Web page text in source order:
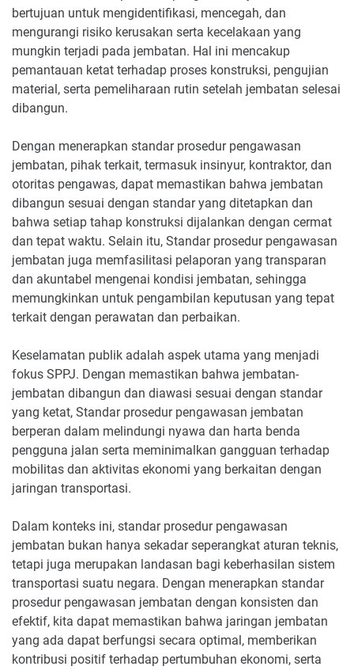
bertujuan untuk mengidentifikasi, mencegah, dan
mengurangi risiko kerusakan serta kecelakaan yang
mungkin terjadi pada jembatan. Hal ini mencakup
pemantauan ketat terhadap proses konstruksi, pengujian
material, serta pemeliharaan rutin setelah jembatan selesai
dibangun.
Dengan menerapkan standar prosedur pengawasan
jembatan, pihak terkait, termasuk insinyur, kontraktor, dan
otoritas pengawas, dapat memastikan bahwa jembatan
dibangun sesuai dengan standar yang ditetapkan dan
bahwa setiap tahap konstruksi dijalankan dengan cermat
dan tepat waktu. Selain itu, Standar prosedur pengawasan
jembatan juga memfasilitasi pelaporan yang transparan
dan akuntabel mengenai kondisi jembatan, sehingga
memungkinkan untuk pengambilan keputusan yang tepat
terkait dengan perawatan dan perbaikan.
Keselamatan publik adalah aspek utama yang menjadi
fokus SPPJ. Dengan memastikan bahwa jembatan-
jembatan dibangun dan diawasi sesuai dengan standar
yang ketat, Standar prosedur pengawasan jembatan
berperan dalam melindungi nyawa dan harta benda
pengguna jalan serta meminimalkan gangguan terhadap
mobilitas dan aktivitas ekonomi yang berkaitan dengan
jaringan transportasi.
Dalam konteks ini, standar prosedur pengawasan
jembatan bukan hanya sekadar seperangkat aturan teknis,
tetapi juga merupakan landasan bagi keberhasilan sistem
transportasi suatu negara. Dengan menerapkan standar
prosedur pengawasan jembatan dengan konsisten dan
efektif, kita dapat memastikan bahwa jaringan jembatan
yang ada dapat berfungsi secara optimal, memberikan
kontribusi positif terhadap pertumbuhan ekonomi, serta